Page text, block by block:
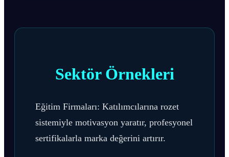
Sektör Örnekleri
Eğitim Firmaları: Katılımcılarına rozet
sistemiyle motivasyon yaratır, profesyonel
sertifikalarla marka değerini artırır.